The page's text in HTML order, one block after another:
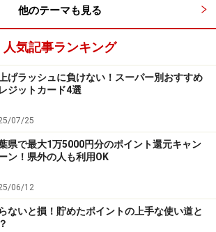
1/2
他のテーマも見る
人気記事ランキング
げラッシュに負けない！スーパー別おすすめ
ジットカード4選
07/25
県で最大1万5000円分のポイント還元キャン
ン！県外の人も利用OK
06/12
ないと損！貯めたポイントの上手な使い道と